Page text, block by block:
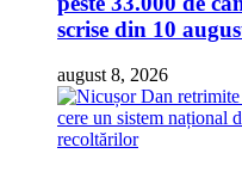
scrise din 10
august 8, 2026